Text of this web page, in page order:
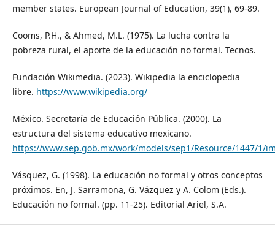
member states. European Journal of Education, 39(1), 69-89.
Cooms, P.H., & Ahmed, M.L. (1975). La lucha contra la
pobreza rural, el aporte de la educación no formal. Tecnos.
Fundación Wikimedia. (2023). Wikipedia la enciclopedia
libre. https://www.wikipedia.org/
México. Secretaría de Educación Pública. (2000). La
estructura del sistema educativo mexicano.
https://www.sep.gob.mx/work/models/sep1/Resource/1447/1/
Vásquez, G. (1998). La educación no formal y otros conceptos
próximos. En, J. Sarramona, G. Vázquez y A. Colom (Eds.).
Educación no formal. (pp. 11-25). Editorial Ariel, S.A.